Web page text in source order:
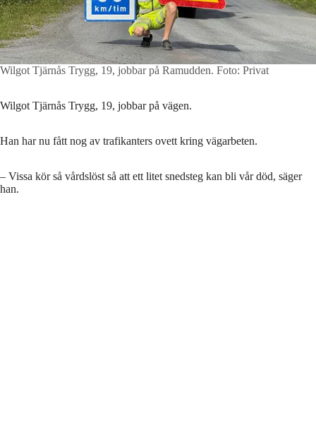
Wilgot Tjärnås Trygg, 19, jobbar på Ramudden. Foto: Privat
Wilgot Tjärnås Trygg, 19, jobbar på vägen.
Han har nu fått nog av trafikanters ovett kring vägarbeten.
– Vissa kör så vårdslöst så att ett litet snedsteg kan bli vår död, säger
han.